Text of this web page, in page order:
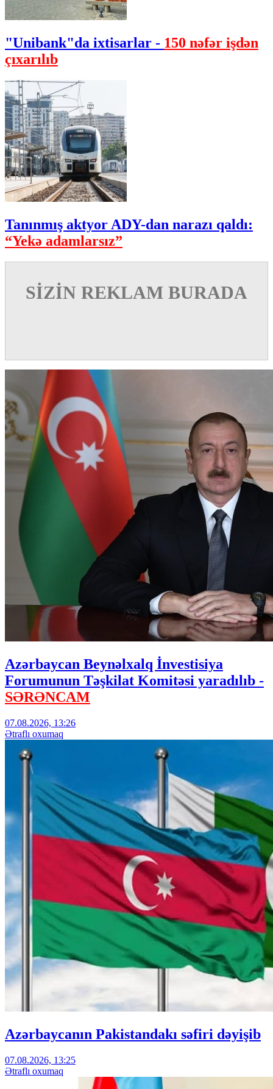
"Unibank"da ixtisarlar - 150 nəfər işdən
çıxarılıb
Tanınmış aktyor ADY-dan narazı qaldı:
“Yekə adamlarsız”
SİZİN REKLAM BURADA
Azərbaycan Beynəlxalq İnvestisiya
Forumunun Təşkilat Komitəsi yaradılıb -
SƏRƏNCAM
07.08.2026, 13:26
Ətraflı oxumaq
Azərbaycanın Pakistandakı səfiri dəyişib
07.08.2026, 13:25
Ətraflı oxumaq